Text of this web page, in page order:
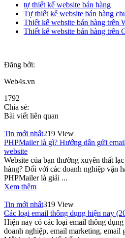
tự thiết kế website bán hàng
Tự thiết kế website bán hàng
Thiết kế website bán hàng trên
Thiết kế website bán hàng trên
Đăng bởi:
Web4s.vn
1792
Chia sẻ:
Bài viết liên quan
Tin mới nhất219 View
PHPMailer là gì? Hướng dẫn gửi
website
Website của bạn thường xuyên thất
hàng? Đối với các doanh nghiệp vận
PHPMailer là giải ...
Xem thêm
Tin mới nhất319 View
Các loại email thông dụng hiện nay
Hiện nay có các loại email thông
doanh nghiệp, email marketing, email